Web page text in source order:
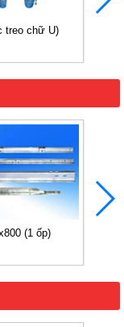
treo chữ U)
(1 ốp)